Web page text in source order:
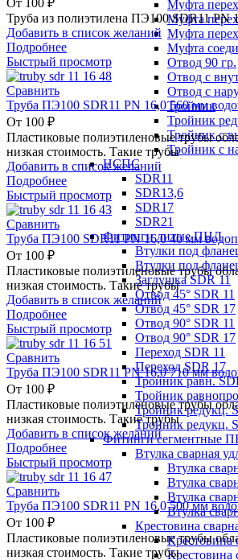
Муфта
Муфта
Муфта
Муфта
Отвод 90 гр.
Отвод с
Отвод с
Тройник
Тройник
Тройник с
Тройник с
НСПС
SDR11
SDR13,6
SDR17
SDR21
Фитинги литые ПНД
Втулки под
Втулки под
Заглушка SDR 11
Отвод 45° SDR 11
Отвод 45° SDR 17
Отвод 90° SDR 11
Отвод 90° SDR 17
Переход SDR 11
Переход SDR 17
Тройник равн.
Тройник
Тройник редукц.
Тройник редукц.
Фитинги сегментные
Втулка сварная
Втулка
Втулка
Втулка
Втулка
Крестовина
Крестовина
Крестовина
От 100 ₽
Труба из полиэтилена ПЭ100 SDR11 PN
Добавить в список желаний
Подробнее
Быстрый просмотр
Сравнить
Труба ПЭ100 SDR11 PN 16,0 560 мм
От 100 ₽
Пластиковые полиэтиленовые трубы
низкая стоимость. Такие трубы
Добавить в список желаний
Подробнее
Быстрый просмотр
Сравнить
Труба ПЭ100 SDR11 PN 16,0 40 мм
От 100 ₽
Пластиковые полиэтиленовые трубы
низкая стоимость. Такие трубы
Добавить в список желаний
Подробнее
Быстрый просмотр
Сравнить
Труба ПЭ100 SDR11 PN 16,0 710 мм
От 100 ₽
Пластиковые полиэтиленовые трубы
низкая стоимость. Такие трубы
Добавить в список желаний
Подробнее
Быстрый просмотр
Сравнить
Труба ПЭ100 SDR11 PN 16,0 500 мм
От 100 ₽
Пластиковые полиэтиленовые трубы
низкая стоимость. Такие трубы